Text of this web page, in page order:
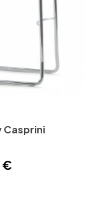
Casprini
€